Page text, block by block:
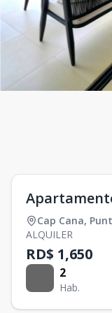
Cap Cana,
ALQUILER
RD$ 1,650
2
Hab.